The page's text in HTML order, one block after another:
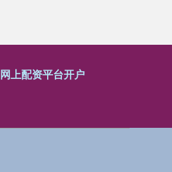
网上配资平台开户